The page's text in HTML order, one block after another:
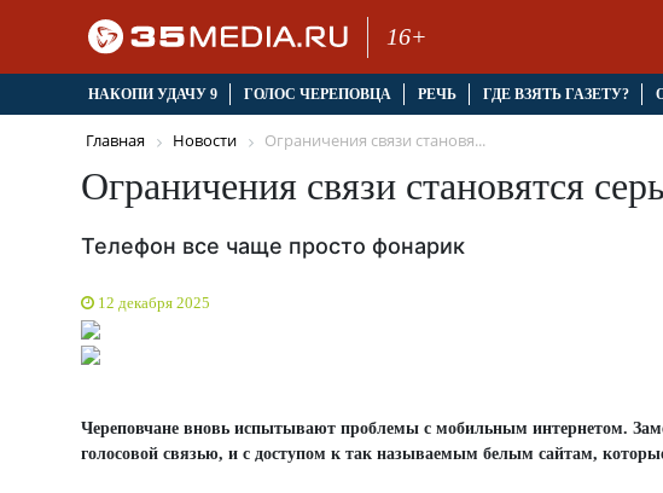
16+
НАКОПИ УДАЧУ 9 ГОЛОС ЧЕРЕПОВЦА РЕЧЬ ГДЕ ВЗЯТЬ ГАЗЕТУ?
Главная Новости Ограничения связи становя...
Ограничения связи становятся
Телефон все чаще просто фонарик
12 декабря 2025
Череповчане вновь испытывают проблемы с мобильным интернетом.
голосовой связью, и с доступом к так называемым белым сайтам,